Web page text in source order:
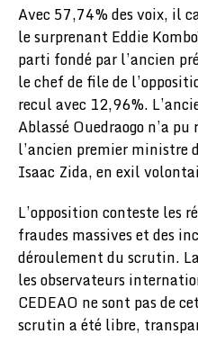
Avec 57,74% des voix, il
le surprenant Eddie
parti fondé par l’ancien
le chef de file de
recul avec 12,96%.
Ablassé Ouedraogo n’a
l’ancien premier ministre
Isaac Zida, en exil
L’opposition conteste les
fraudes massives et des
déroulement du scrutin.
les observateurs
CEDEAO ne sont pas de
scrutin a été libre,